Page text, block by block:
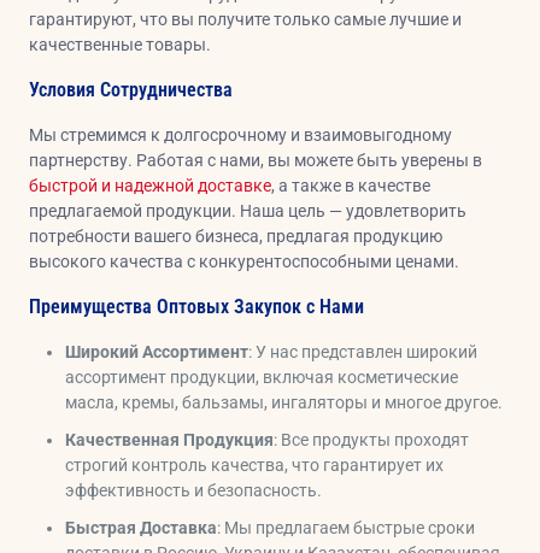
гарантируют, что вы получите только самые лучшие и
качественные товары.
Условия Сотрудничества
Мы стремимся к долгосрочному и взаимовыгодному
партнерству. Работая с нами, вы можете быть уверены в
быстрой и надежной доставке, а также в качестве
предлагаемой продукции. Наша цель — удовлетворить
потребности вашего бизнеса, предлагая продукцию
высокого качества с конкурентоспособными ценами.
Преимущества Оптовых Закупок с Нами
Широкий Ассортимент: У нас представлен широкий
ассортимент продукции, включая косметические
масла, кремы, бальзамы, ингаляторы и многое другое.
Качественная Продукция: Все продукты проходят
строгий контроль качества, что гарантирует их
эффективность и безопасность.
Быстрая Доставка: Мы предлагаем быстрые сроки